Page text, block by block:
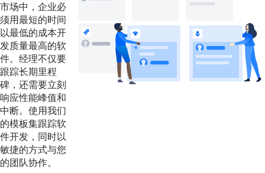
市场中，企业必
须用最短的时间
以最低的成本开
发质量最高的软
件。经理不仅要
跟踪长期里程
碑，还需要立刻
响应性能峰值和
中断。使用我们
的模板集跟踪软
件开发，同时以
敏捷的方式与您
的团队协作。